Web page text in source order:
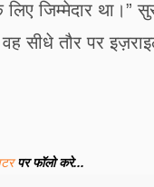
जिम्मेदार था।”
सीधे तौर पर
पर फॉलो करे...